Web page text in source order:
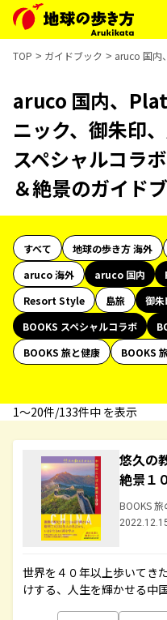
TOP ガイドブック aruco 国内
aruco 国内、
ニック、御朱印
スペシャルコラ
＆絶景のガイド
すべて 地球の歩き方 海外
aruco 海外
aruco 国内
Resort Style
島旅 御朱
BOOKS スペシャルコラボ
BOOKS 旅と健康
BOOKS
1〜20件/133件中 を表示
悠久の
絶景１
BOOKS
世界を４０年以上歩いてき
けする、人生を輝かせる中